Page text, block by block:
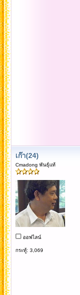
เก๊า(24)
Cmadong พันธุ์แท้
ออฟไลน์
กระทู้: 3,069